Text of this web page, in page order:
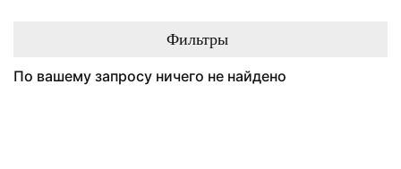
Фильтры
По вашему запросу ничего не найдено